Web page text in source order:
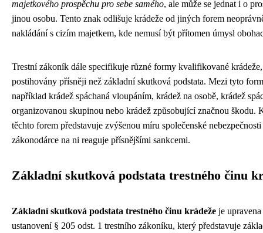
majetkového prospěchu pro sebe samého, ale může se jednat i o
jinou osobu. Tento znak odlišuje krádeže od jiných forem
nakládání s cizím majetkem, kde nemusí být přítomen úmysl
Trestní zákoník dále specifikuje různé formy kvalifikované
postihovány přísněji než základní skutková podstata. Mezi tyto
například krádež spáchaná vloupáním, krádež na osobě, krádež
organizovanou skupinou nebo krádež způsobující značnou škodu.
těchto forem představuje zvýšenou míru společenské nebezpečnosti
zákonodárce na ni reaguje přísnějšími sankcemi.
Základní skutková podstata trestného činu
Základní skutková podstata trestného činu krádeže je
ustanovení § 205 odst. 1 trestního zákoníku, který představuje